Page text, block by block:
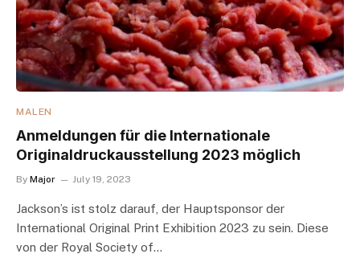
MALEN
Anmeldungen für die Internationale
Originaldruckausstellung 2023 möglich
By Major July 19, 2023
Jackson’s ist stolz darauf, der Hauptsponsor der
International Original Print Exhibition 2023 zu sein. Diese
von der Royal Society of…